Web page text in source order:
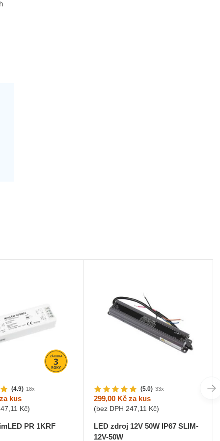
(4.9) 18x
kus
Kč)
PR 1KRF
(5.0) 33x
299,00 Kč za kus
(bez DPH 247,11 Kč)
LED zdroj 12V 50W IP67 SLIM-
12V-50W